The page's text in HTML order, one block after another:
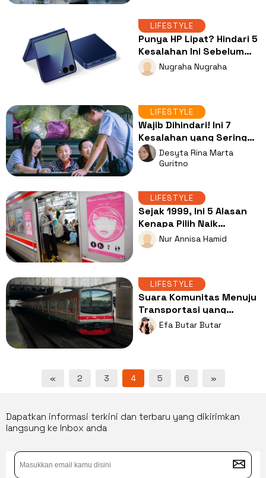
LIFESTYLE
Punya HP Lipat? Hindari 5
Kesalahan Ini Sebelum
Terlambat
Nugraha Nugraha
LIFESTYLE
Wajib Dihindari! Ini 7
Kesalahan yang Sering
Dilakukan Mahasiswa
saat KKN
Desyta Rina Marta
Guritno
LIFESTYLE
Sejak 1999, Ini 5 Alasan
Kenapa Pilih Naik
Transportasi Umum
Hingga Sekarang
Nur Annisa Hamid
LIFESTYLE
Suara Komunitas Menuju
Transportasi yang
InklusifEfa Butar Butar
« 2 3 4 5 6 »
Dapatkan informasi terkini dan terbaru yang dikirimkan
langsung ke Inbox anda